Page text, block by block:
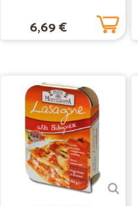
6,69 €